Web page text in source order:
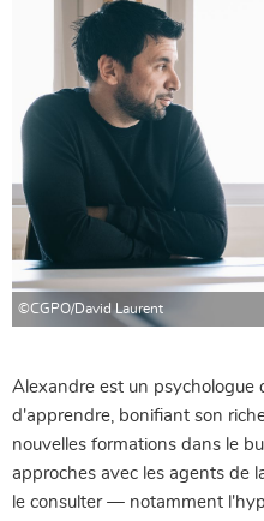
©CGPO/David Laurent
Alexandre est un psychologue
d'apprendre, bonifiant son
nouvelles formations dans le
approches avec les agents de
le consulter — notamment